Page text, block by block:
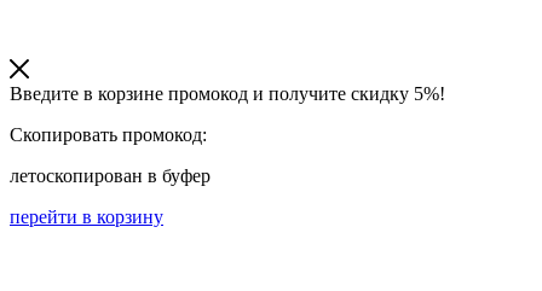
Введите в корзине промокод и получите скидку 5%!
Скопировать промокод:
летоскопирован в буфер
перейти в корзину